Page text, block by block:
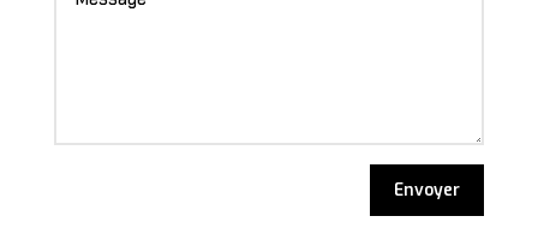
Envoyer